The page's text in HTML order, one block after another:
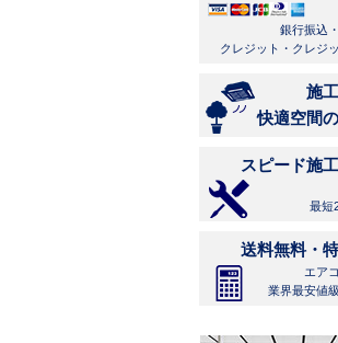
銀行振込
クレジット・クレジ
施
快適空間
スピード施
最短
送料無料・
エア
業界最安値